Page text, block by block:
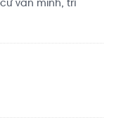
văn minh, trí